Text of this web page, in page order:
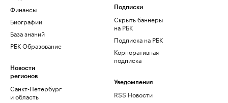
Финансы
Биографии
База знаний
РБК Образование
Новости
регионов
Санкт-Петербург
и область
Подписки
Скрыть баннеры
на РБК
Подписка на РБК
Корпоративная
подписка
Уведомления
RSS Новости